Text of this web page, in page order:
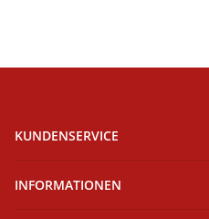
KUNDENSERVICE
INFORMATIONEN